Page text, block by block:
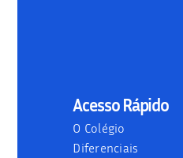
Acesso Rápido
O Colégio
Diferenciais